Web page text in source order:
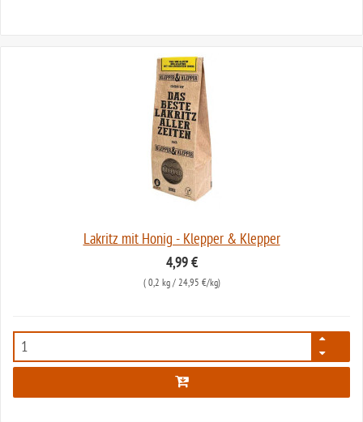
Lakritz mit Honig - Klepper & Klepper
4,99 €
( 0,2 kg/ 24,95 €/kg)
7742